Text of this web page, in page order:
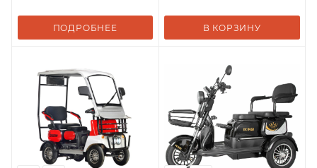
ПОДРОБНЕЕ В КОРЗИНУ